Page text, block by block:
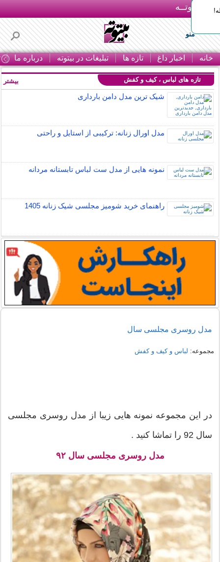
بـیتوتــه
منو
خانه اخبار داغ تازه ها تبلیغات در بیتوته درباره ما
تازه های لباس ، کیف و کفش
شیک ترین مدل دامن بارداری
مدل اورال زنانه: ترکیبی از استایل و راحتی
نمونه هایی از مدل ست لباس تابستانه مردانه
راهنمای خرید شومیز مجلسی شیک زنانه 1405
نمونه هایی از مدل یقه شومیز
دمپایی روفرشی خزدار
بیشتر
مدل روسری مجلسی سال
مجموعه: لباس و کیف و کفش
در این مجموعه نمونه هایی زیبا از مدل روسری مجلسی
سال 92 را تماشا کنید .
مدل روسری مجلسی سال ۹۲